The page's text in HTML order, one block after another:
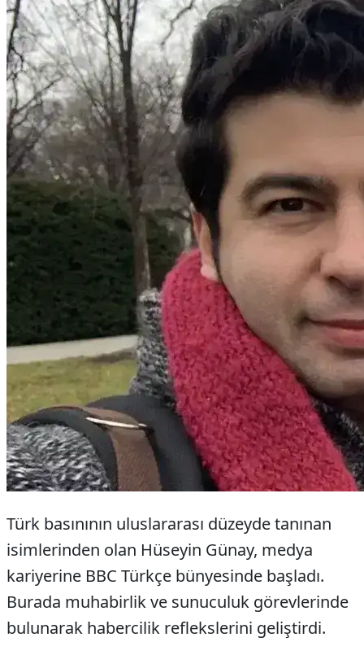
Türk basınının uluslararası düzeyde tanınan
isimlerinden olan Hüseyin Günay, medya
kariyerine BBC Türkçe bünyesinde başladı.
Burada muhabirlik ve sunuculuk görevlerinde
bulunarak habercilik reflekslerini geliştirdi.